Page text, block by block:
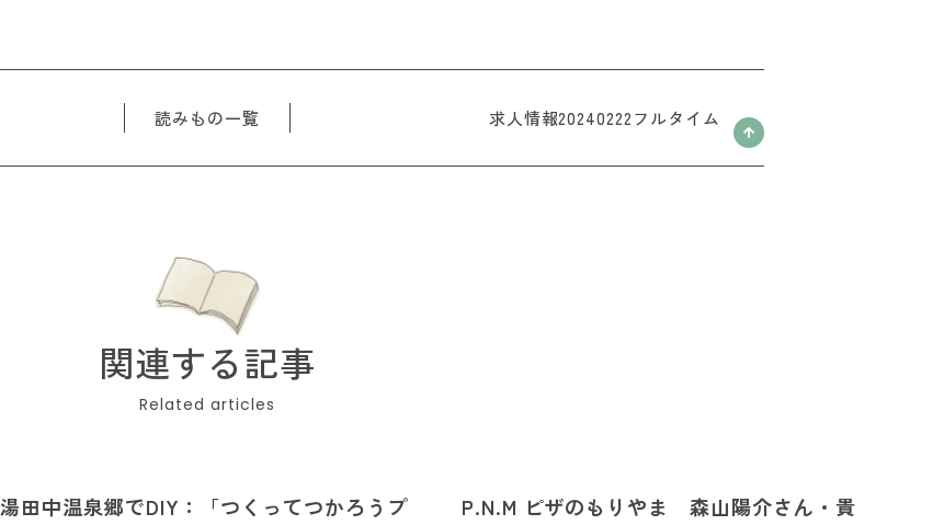
読みもの一覧 求人情報20240222フルタイム
関連する記事
湯田中温泉郷でDIY：「つくってつかろうプ
P.N.M ピザのもりやま 森山陽介さん・貴